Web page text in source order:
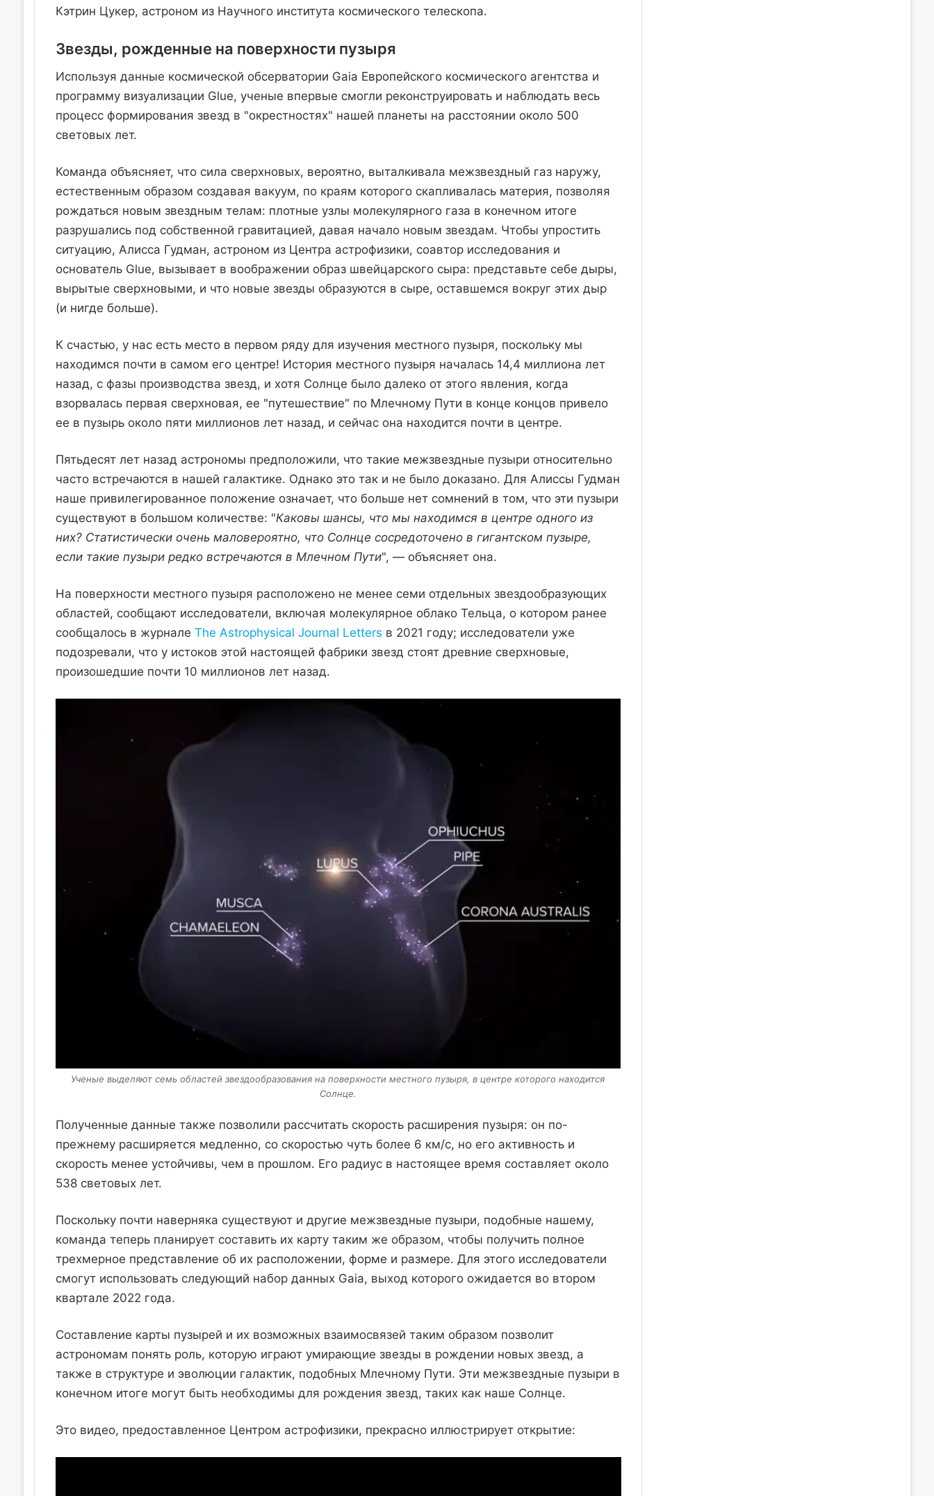
Кэтрин Цукер, астроном из Научного института космического телескопа.
Звезды, рожденные на поверхности пузыря
Используя данные космической обсерватории Gaia Европейского космического агентства и
программу визуализации Glue, ученые впервые смогли реконструировать и наблюдать весь
процесс формирования звезд в "окрестностях" нашей планеты на расстоянии около 500
световых лет.
Команда объясняет, что сила сверхновых, вероятно, выталкивала межзвездный газ наружу,
естественным образом создавая вакуум, по краям которого скапливалась материя, позволяя
рождаться новым звездным телам: плотные узлы молекулярного газа в конечном итоге
разрушались под собственной гравитацией, давая начало новым звездам. Чтобы упростить
ситуацию, Алисса Гудман, астроном из Центра астрофизики, соавтор исследования и
основатель Glue, вызывает в воображении образ швейцарского сыра: представьте себе дыры,
вырытые сверхновыми, и что новые звезды образуются в сыре, оставшемся вокруг этих дыр
(и нигде больше).
К счастью, у нас есть место в первом ряду для изучения местного пузыря, поскольку мы
находимся почти в самом его центре! История местного пузыря началась 14,4 миллиона лет
назад, с фазы производства звезд, и хотя Солнце было далеко от этого явления, когда
взорвалась первая сверхновая, ее "путешествие" по Млечному Пути в конце концов привело
ее в пузырь около пяти миллионов лет назад, и сейчас она находится почти в центре.
Пятьдесят лет назад астрономы предположили, что такие межзвездные пузыри относительно
часто встречаются в нашей галактике. Однако это так и не было доказано. Для Алиссы Гудман
наше привилегированное положение означает, что больше нет сомнений в том, что эти пузыри
существуют в большом количестве: "Каковы шансы, что мы находимся в центре одного из
них? Статистически очень маловероятно, что Солнце сосредоточено в гигантском пузыре,
если такие пузыри редко встречаются в Млечном Пути", — объясняет она.
На поверхности местного пузыря расположено не менее семи отдельных звездообразующих
областей, сообщают исследователи, включая молекулярное облако Тельца, о котором ранее
сообщалось в журнале The Astrophysical Journal Letters в 2021 году; исследователи уже
подозревали, что у истоков этой настоящей фабрики звезд стоят древние сверхновые,
произошедшие почти 10 миллионов лет назад.
Ученые выделяют семь областей звездообразования на поверхности местного пузыря, в центре которого находится
Солнце.
Полученные данные также позволили рассчитать скорость расширения пузыря: он по-
прежнему расширяется медленно, со скоростью чуть более 6 км/с, но его активность и
скорость менее устойчивы, чем в прошлом. Его радиус в настоящее время составляет около
538 световых лет.
Поскольку почти наверняка существуют и другие межзвездные пузыри, подобные нашему,
команда теперь планирует составить их карту таким же образом, чтобы получить полное
трехмерное представление об их расположении, форме и размере. Для этого исследователи
смогут использовать следующий набор данных Gaia, выход которого ожидается во втором
квартале 2022 года.
Составление карты пузырей и их возможных взаимосвязей таким образом позволит
астрономам понять роль, которую играют умирающие звезды в рождении новых звезд, а
также в структуре и эволюции галактик, подобных Млечному Пути. Эти межзвездные пузыри в
конечном итоге могут быть необходимы для рождения звезд, таких как наше Солнце.
Это видео, предоставленное Центром астрофизики, прекрасно иллюстрирует открытие: